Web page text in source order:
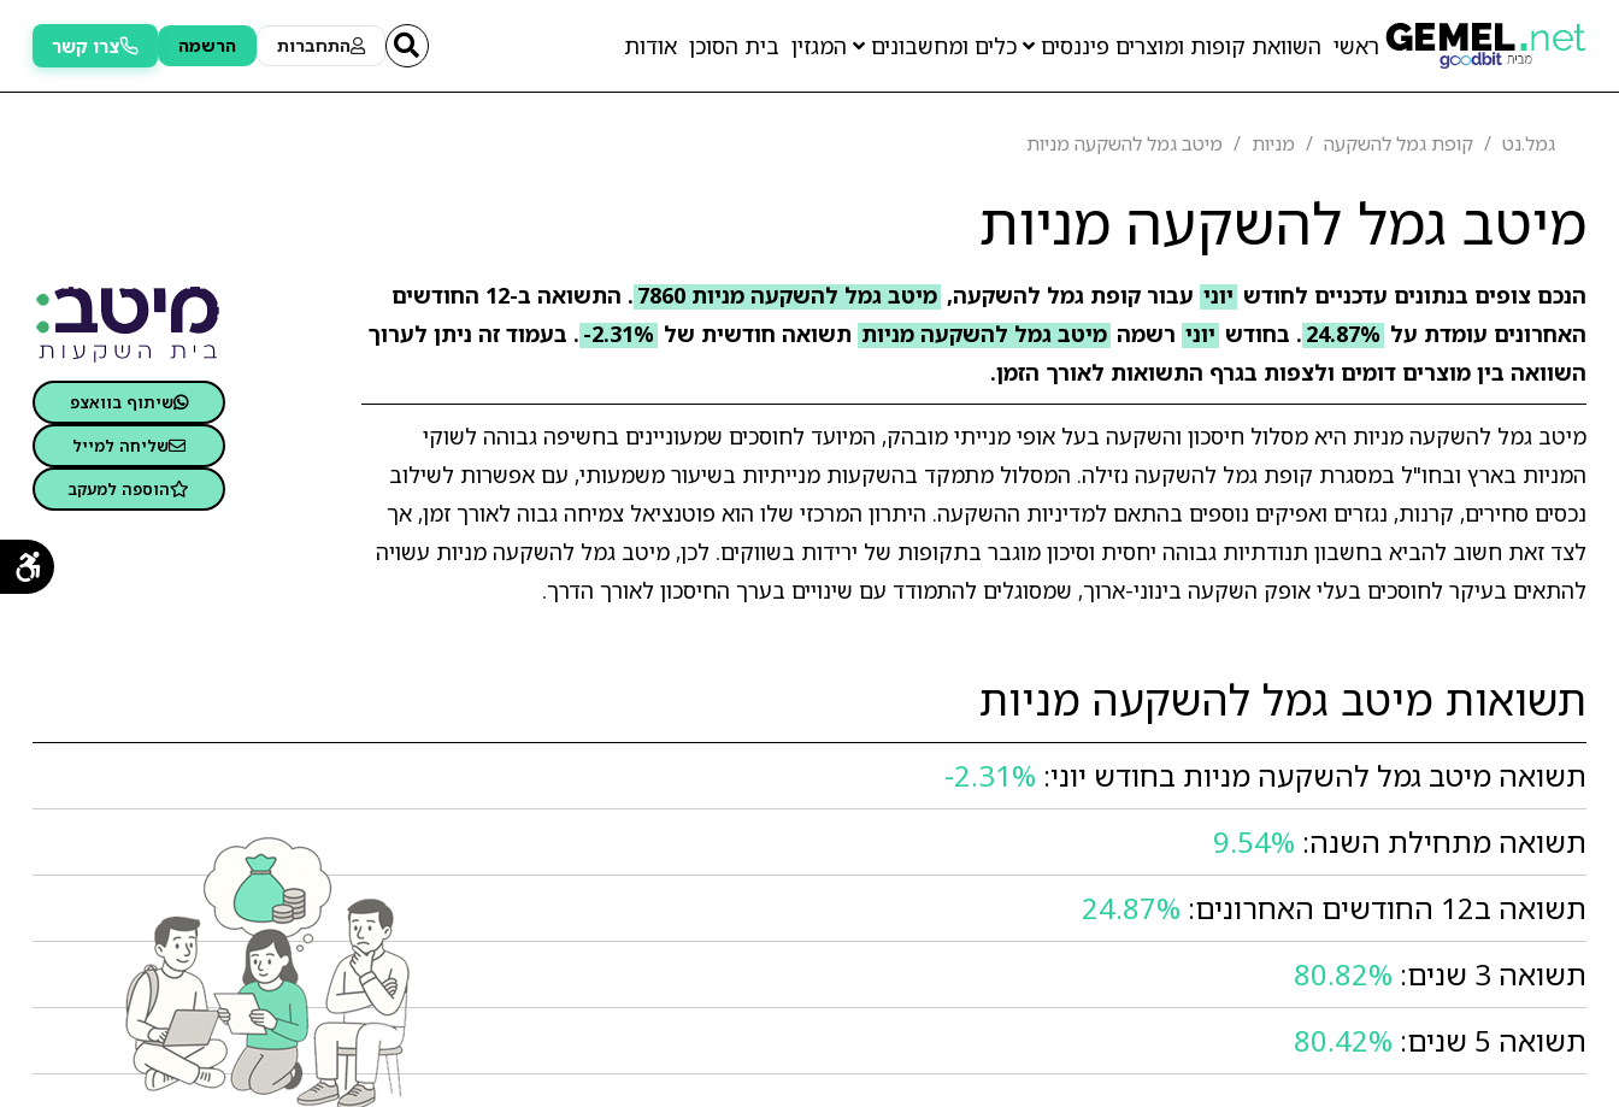
ראשי השוואת קופות ומוצרים פיננסים כלים ומחשבונים המגזין בית הסוכן אודות התחברות הרשמה צרו קשר
גמל.נט קופת גמל להשקעה מניות מיטב גמל להשקעה מניות
מיטב גמל להשקעה מניות
הנכם צופים בנתונים עדכניים לחודש יוני עבור קופת גמל להשקעה, מיטב גמל להשקעה מניות 7860
. התשואה ב-12 החודשים
האחרונים עומדת על 24.87% . בחודש יוני רשמה מיטב גמל להשקעה מניות תשואה חודשית של -2.31% . בעמוד זה ניתן לערוך
השוואה בין מוצרים דומים ולצפות בגרף התשואות לאורך הזמן.
מיטב גמל להשקעה מניות היא מסלול חיסכון והשקעה בעל אופי מנייתי מובהק, המיועד לחוסכים שמעוניינים בחשיפה גבוהה לשוקי
המניות בארץ ובחו"ל במסגרת קופת גמל להשקעה נזילה. המסלול מתמקד בהשקעות מנייתיות בשיעור משמעותי, עם אפשרות לשילוב
נכסים סחירים, קרנות, נגזרים ואפיקים נוספים בהתאם למדיניות ההשקעה. היתרון המרכזי שלו הוא פוטנציאל צמיחה גבוה לאורך זמן, אך
לצד זאת חשוב להביא בחשבון תנודתיות גבוהה יחסית וסיכון מוגבר בתקופות של ירידות בשווקים. לכן, מיטב גמל להשקעה מניות עשויה
להתאים בעיקר לחוסכים בעלי אופק השקעה בינוני-ארוך, שמסוגלים להתמודד עם שינויים בערך החיסכון לאורך הדרך.
שיתוף בוואצפ
שליחה למייל
הוספה למעקב
תשואות מיטב גמל להשקעה מניות
תשואה מיטב גמל להשקעה מניות בחודש יוני: -2.31%
תשואה מתחילת השנה: 9.54%
תשואה ב12 החודשים האחרונים:
24.87%
תשואה 3 שנים:
80.82%
תשואה 5 שנים:
80.42%